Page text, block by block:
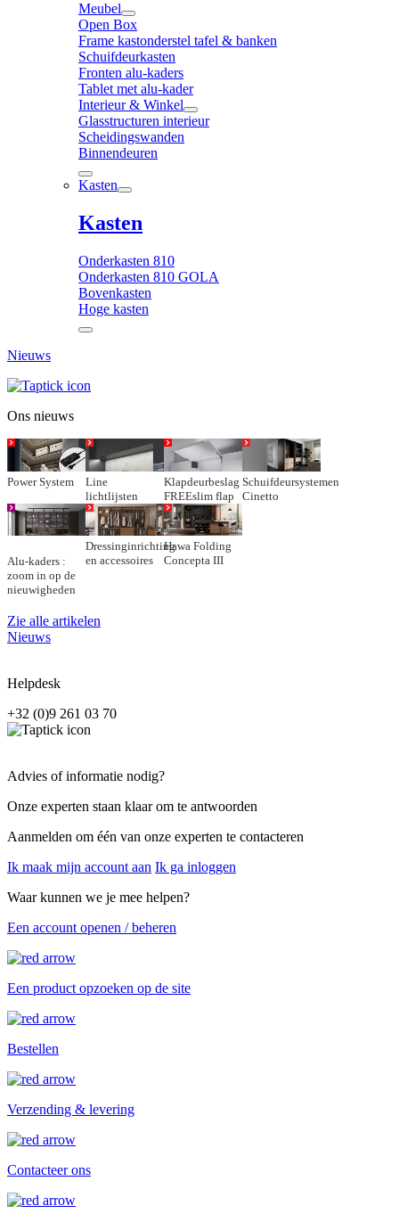
Meubel
Open Box
Frame kastonderstel tafel & banken
Schuifdeurkasten
Fronten alu-kaders
Tablet met alu-kader
Interieur & Winkel
Glasstructuren interieur
Scheidingswanden
Binnendeuren
Kasten
Kasten
Onderkasten 810
Onderkasten 810 GOLA
Bovenkasten
Hoge kasten
Nieuws
Ons nieuws
Power System
Line
lichtlijsten
Klapdeurbeslag
FREEslim flap
Schuifdeursystemen
Cinetto
Alu-kaders :
zoom in op de
nieuwigheden
Dressinginrichting
en accessoires
Hawa Folding
Concepta III
Zie alle artikelen
Nieuws
Helpdesk
+32 (0)9 261 03 70
Advies of informatie nodig?
Onze experten staan klaar om te antwoorden
Aanmelden om één van onze experten te contacteren
Ik maak mijn account aan Ik ga inloggen
Waar kunnen we je mee helpen?
Een account openen / beheren
Een product opzoeken op de site
Bestellen
Verzending & levering
Contacteer ons